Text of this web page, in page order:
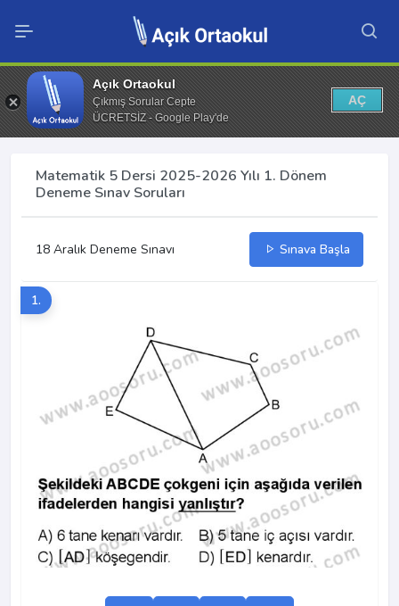
Açık Ortaokul
Çıkmış Sorular Cepte
ÜCRETSİZ - Google Play'de
AÇ
Matematik 5 Dersi 2025-2026 Yılı 1. Dönem
Deneme Sınav Soruları
18 Aralık Deneme Sınavı Sınava Başla
1.